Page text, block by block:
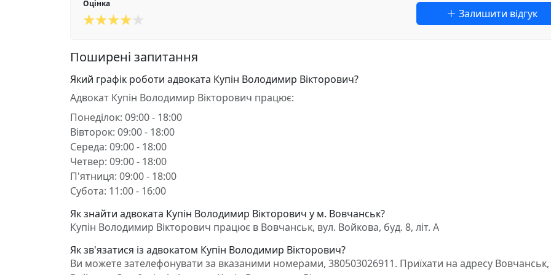
Оцінка
Залишити відгук
Поширені запитання
Який графік роботи адвоката Купін Володимир Вікторович?
Адвокат Купін Володимир Вікторович працює:
Понеділок: 09:00 - 18:00
Вівторок: 09:00 - 18:00
Середа: 09:00 - 18:00
Четвер: 09:00 - 18:00
П'ятниця: 09:00 - 18:00
Субота: 11:00 - 16:00
Як знайти адвоката Купін Володимир Вікторович у м. Вовчанськ?
Купін Володимир Вікторович працює в Вовчанськ, вул. Войкова, буд. 8, літ. А
Як зв'язатися із адвокатом Купін Володимир Вікторович?
Ви можете зателефонувати за вказаними номерами, 380503026911. Приїхати на адресу Вовчанськ,